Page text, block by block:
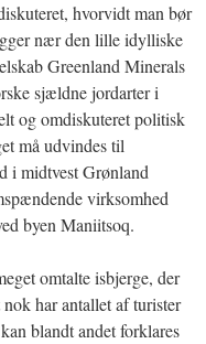
hvorvidt man bør
nær den lille idylliske
Greenland Minerals
sjældne jordarter i
og omdiskuteret politisk
må udvindes til
i midtvest Grønland
virksomhed
byen Maniitsoq.
omtalte isbjerge, der
har antallet af turister
blandt andet forklares